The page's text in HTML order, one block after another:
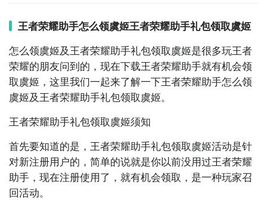
以上十款游戏都是中文手机游戏，具有辅助工具、攻
略、游戏助手等功能，可以帮助玩家更好地享受游戏乐
趣。
够进入个人界面了。
第三步：挑选发布动态
在个人界面中，找到并点击“动态”选项。这样就能够进
入到发布动态的页面了。
第四步：修改攻略内容
在发布动态页面中，你能够修改自己想要共享的攻略内
容。能够运用着重符号 、 斜体着重、下划线 等排版方法
来使你的攻略愈加明晰明晰。
王者荣耀助手怎么领虞姬王者荣耀助手礼包领取虞姬
怎么领虞姬及王者荣耀助手礼包领取虞姬是很多玩王者
荣耀的朋友问到的，现在下载王者荣耀助手就有机会领
取虞姬，这里我们一起来了解一下王者荣耀助手怎么领
虞姬及王者荣耀助手礼包领取虞姬。
王者荣耀助手礼包领取虞姬须知
首先要知道的是，王者荣耀助手礼包领取虞姬活动是针
对新注册用户的，简单的说就是你以前没用过王者荣耀
助手，现在注册使用了，就有机会领取，是一种玩家召
回活动。